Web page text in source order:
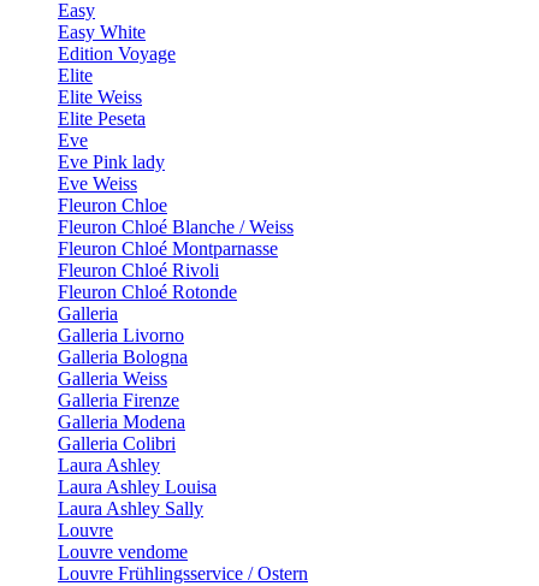
Easy
Easy White
Edition Voyage
Elite
Elite Weiss
Elite Peseta
Eve
Eve Pink lady
Eve Weiss
Fleuron Chloe
Fleuron Chloé Blanche / Weiss
Fleuron Chloé Montparnasse
Fleuron Chloé Rivoli
Fleuron Chloé Rotonde
Galleria
Galleria Livorno
Galleria Bologna
Galleria Weiss
Galleria Firenze
Galleria Modena
Galleria Colibri
Laura Ashley
Laura Ashley Louisa
Laura Ashley Sally
Louvre
Louvre vendome
Louvre Frühlingsservice / Ostern